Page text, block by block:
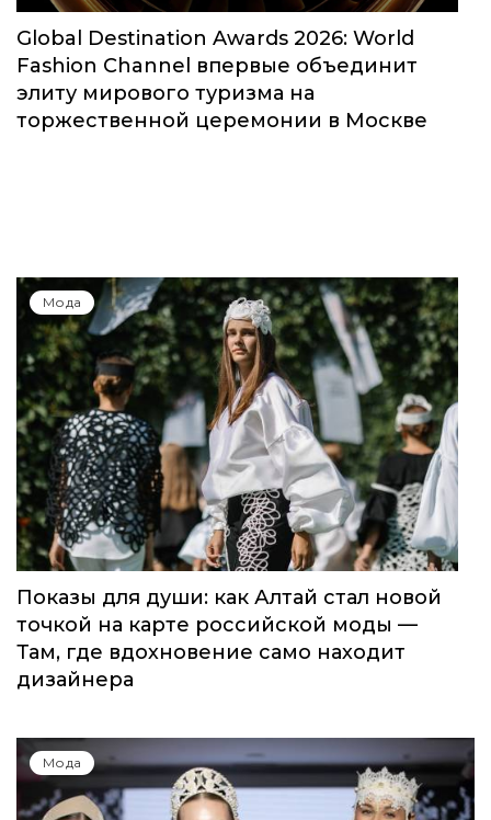
Global Destination Awards 2026: World
Fashion Channel впервые объединит
элиту мирового туризма на
торжественной церемонии в Москве
Мода
Показы для души: как Алтай стал новой
точкой на карте российской моды —
Там, где вдохновение само находит
дизайнера
Мода